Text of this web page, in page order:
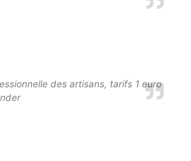
des artisans, tarifs 1 euro